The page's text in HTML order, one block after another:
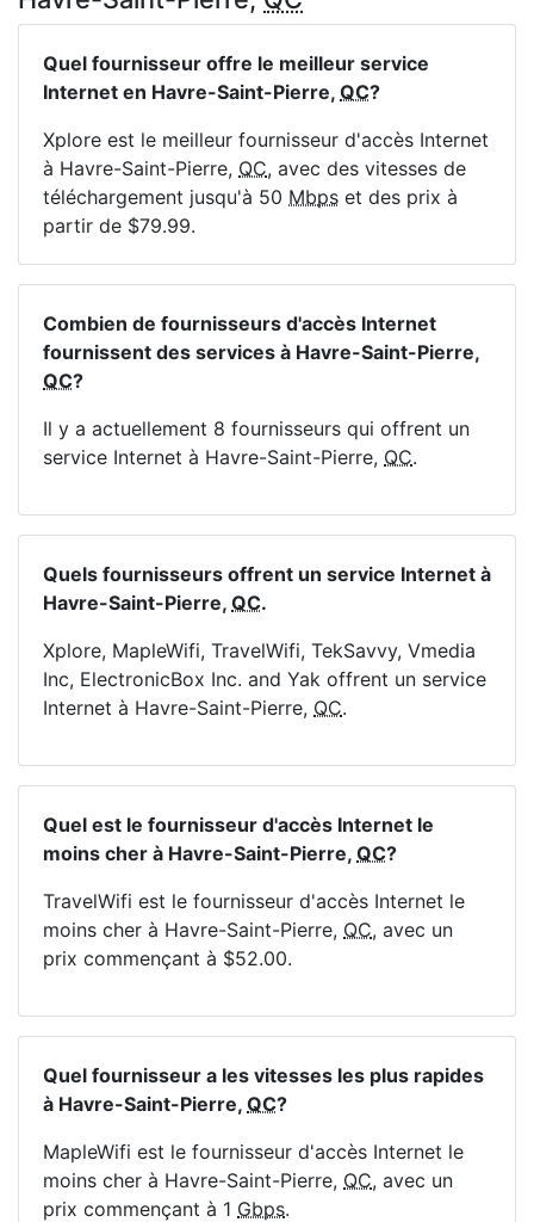
Quel fournisseur offre le meilleur service
Internet en Havre-Saint-Pierre, QC?
Xplore est le meilleur fournisseur d'accès Internet
à Havre-Saint-Pierre, QC, avec des vitesses de
téléchargement jusqu'à 50 Mbps et des prix à
partir de $79.99.
Combien de fournisseurs d'accès Internet
fournissent des services à Havre-Saint-Pierre,
QC?
Il y a actuellement 8 fournisseurs qui offrent un
service Internet à Havre-Saint-Pierre, QC.
Quels fournisseurs offrent un service Internet à
Havre-Saint-Pierre, QC.
Xplore, MapleWifi, TravelWifi, TekSavvy, Vmedia
Inc, ElectronicBox Inc. and Yak offrent un service
Internet à Havre-Saint-Pierre, QC.
Quel est le fournisseur d'accès Internet le
moins cher à Havre-Saint-Pierre, QC?
TravelWifi est le fournisseur d'accès Internet le
moins cher à Havre-Saint-Pierre, QC, avec un
prix commençant à $52.00.
Quel fournisseur a les vitesses les plus rapides
à Havre-Saint-Pierre, QC?
MapleWifi est le fournisseur d'accès Internet le
moins cher à Havre-Saint-Pierre, QC, avec un
prix commençant à 1 Gbps.